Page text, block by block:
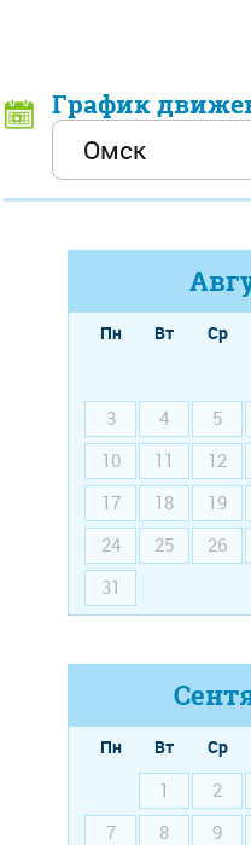
График
Пн Вт Ср
3
4 5
10
11 12
17
18 19
24
25 26
31
Пн Вт Ср
1
2
7
8 9